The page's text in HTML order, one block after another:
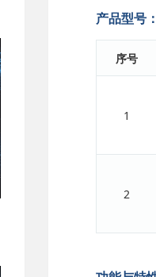
产品型号：
序号
1
2